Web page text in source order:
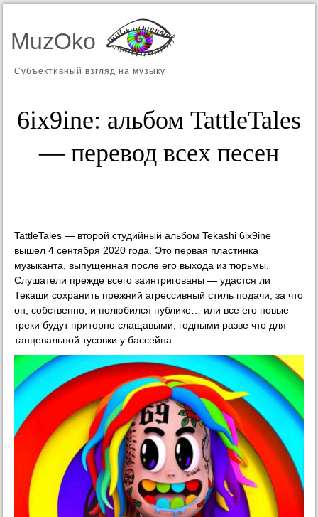
MuzOko
Субъективный взгляд на музыку
6ix9ine: альбом TattleTales
— перевод всех песен
TattleTales — второй студийный альбом Tekashi 6ix9ine
вышел 4 сентября 2020 года. Это первая пластинка
музыканта, выпущенная после его выхода из тюрьмы.
Слушатели прежде всего заинтригованы — удастся ли
Текаши сохранить прежний агрессивный стиль подачи, за что
он, собственно, и полюбился публике… или все его новые
треки будут приторно слащавыми, годными разве что для
танцевальной тусовки у бассейна.